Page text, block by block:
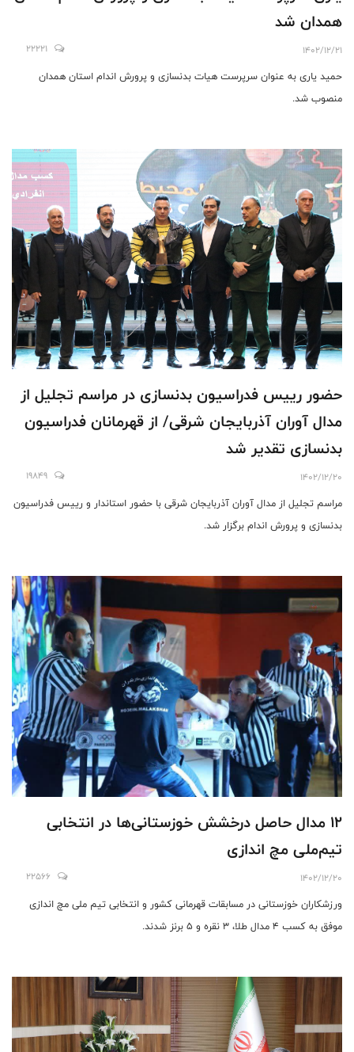
همدان شد
1402/12/21
22221
حمید یاری به عنوان سرپرست هیات بدنسازی و پرورش اندام استان همدان
منصوب شد.
حضور رییس فدراسیون بدنسازی در مراسم تجلیل از
مدال آوران آذربایجان شرقی/ از قهرمانان فدراسیون
بدنسازی تقدیر شد
1402/12/20
19849
مراسم تجلیل از مدال آوران آذربایجان شرقی با حضور استاندار و رییس فدراسیون
بدنسازی و پرورش اندام برگزار شد.
۱۲ مدال حاصل ‌درخشش‌ خوزستانی‌ها در انتخابی
تیم‌ملی مچ اندازی
1402/12/20
22566
ورزشکاران خوزستانی در مسابقات قهرمانی کشور و انتخابی تیم‌ ملی مچ اندازی
موفق به کسب ۴ مدال طلا، ۳ نقره و ۵ برنز شدند.